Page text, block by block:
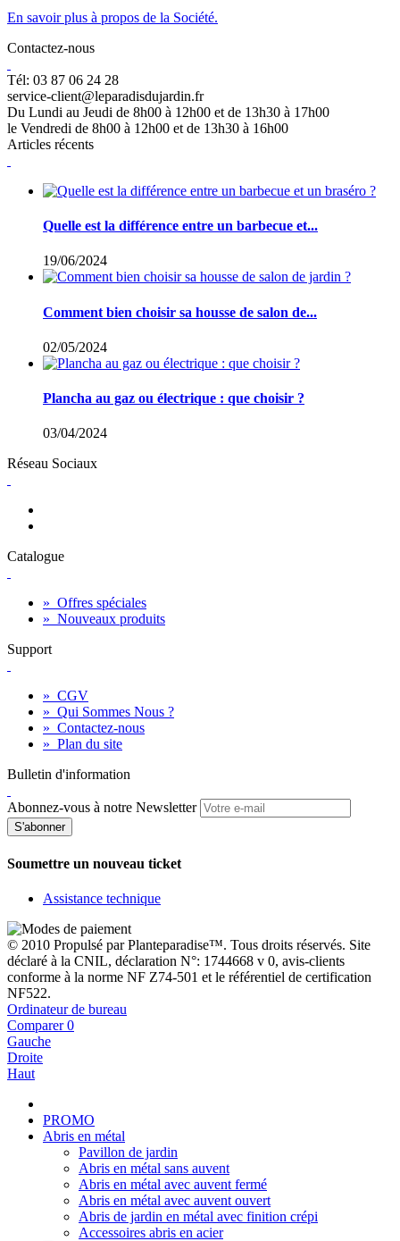
En savoir plus à propos de la Société.
Contactez-nous
Tél: 03 87 06 24 28
service-client@leparadisdujardin.fr
Du Lundi au Jeudi de 8h00 à 12h00 et de 13h30 à 17h00
le Vendredi de 8h00 à 12h00 et de 13h30 à 16h00
Articles récents
Quelle est la différence entre un barbecue et...
19/06/2024
Comment bien choisir sa housse de salon de...
02/05/2024
Plancha au gaz ou électrique : que choisir ?
03/04/2024
Réseau Sociaux
Catalogue
» Offres spéciales
» Nouveaux produits
Support
» CGV
» Qui Sommes Nous ?
» Contactez-nous
» Plan du site
Bulletin d'information
Abonnez-vous à notre Newsletter
S'abonner
Soumettre un nouveau ticket
Assistance technique
© 2010 Propulsé par Planteparadise™. Tous droits réservés. Site
déclaré à la CNIL, déclaration N°: 1744668 v 0, avis-clients
conforme à la norme NF Z74-501 et le référentiel de certification
NF522.
Ordinateur de bureau
Comparer 0
Gauche
Droite
Haut
PROMO
Abris en métal
Pavillon de jardin
Abris en métal sans auvent
Abris en métal avec auvent fermé
Abris en métal avec auvent ouvert
Abris de jardin en métal avec finition crépi
Accessoires abris en acier